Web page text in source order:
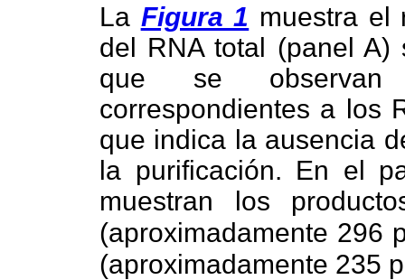
La Figura 1 muestra el
del RNA total (panel
que se observan
correspondientes a los
que indica la ausencia
la purificación. En el
muestran los
(aproximadamente 296
(aproximadamente 235